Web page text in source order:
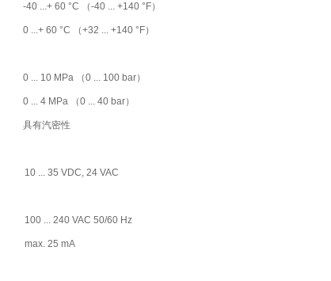
-40 ...+ 60 °C （-40 ... +140 °F）
0 ...+ 60 °C （+32 ... +140 °F）
0 ... 10 MPa （0 ... 100 bar）
0 ... 4 MPa （0 ... 40 bar）
具有汽密性
10 ... 35 VDC, 24 VAC
100 ... 240 VAC 50/60 Hz
max. 25 mA